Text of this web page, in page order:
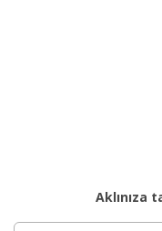
Aklınıza